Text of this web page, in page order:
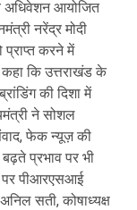
अधिवेशन आयोजित
नरेंद्र मोदी
प्राप्त करने में
कि उत्तराखंड के
की दिशा में
ने सोशल
फेक न्यूज़ की
प्रभाव पर भी
पीआरएसआई
सती, कोषाध्यक्ष